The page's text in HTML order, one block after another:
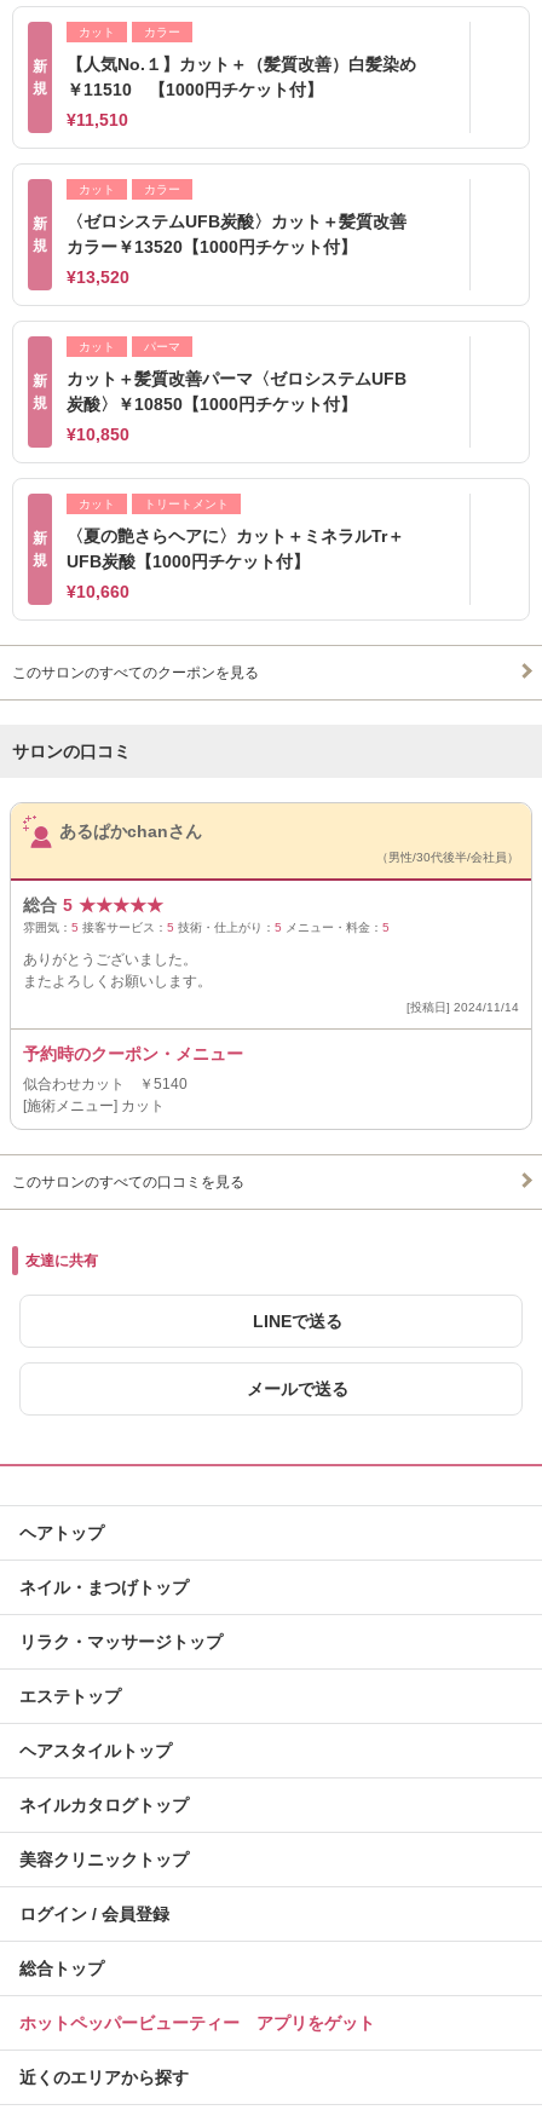
新
規
カット カラー
【人気No.１】カット＋（髪質改善）白髪染め
￥11510 【1000円チケット付】
¥11,510
新
規
カット カラー
〈ゼロシステムUFB炭酸〉カット＋髪質改善
カラー￥13520【1000円チケット付】
¥13,520
新
規
カット パーマ
カット＋髪質改善パーマ〈ゼロシステムUFB
炭酸〉￥10850【1000円チケット付】
¥10,850
新
規
カット トリートメント
〈夏の艶さらヘアに〉カット＋ミネラルTr＋
UFB炭酸【1000円チケット付】
¥10,660
このサロンのすべてのクーポンを見る
サロンの口コミ
サロンPick Up
あるぱかchanさん
（男性/30代後半/会社員）
総合 5 ★★★★★
雰囲気： 5 接客サービス： 5 技術・仕上がり： 5 メニュー・料金： 5
ありがとうございました。
またよろしくお願いします。
[投稿日] 2024/11/14
予約時のクーポン・メニュー
似合わせカット ￥5140
[施術メニュー] カット
このサロンのすべての口コミを見る
友達に共有
LINEで送る
メールで送る
ヘアトップ
ネイル・まつげトップ
リラク・マッサージトップ
エステトップ
ヘアスタイルトップ
ネイルカタログトップ
美容クリニックトップ
ログイン / 会員登録
総合トップ
ホットペッパービューティー アプリをゲット
近くのエリアから探す